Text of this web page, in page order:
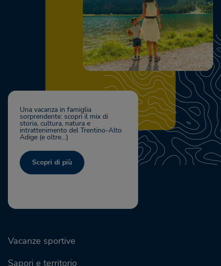
Una vacanza in famiglia
sorprendente: scopri il mix di
storia, cultura, natura e
intrattenimento del Trentino-Alto
Adige (e oltre…)
Scopri di più
Vacanze sportive
Sapori e territorio